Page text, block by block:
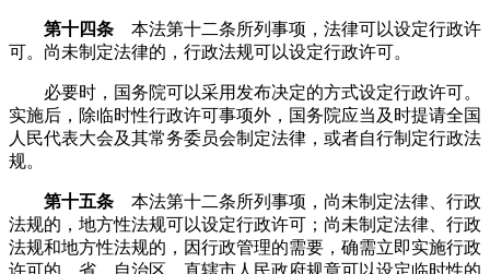
第十四条 本法第十二条所列事项，法律可以设定行政许
可。尚未制定法律的，行政法规可以设定行政许可。
必要时，国务院可以采用发布决定的方式设定行政许可。
实施后，除临时性行政许可事项外，国务院应当及时提请全国
人民代表大会及其常务委员会制定法律，或者自行制定行政法
规。
第十五条 本法第十二条所列事项，尚未制定法律、行政
法规的，地方性法规可以设定行政许可；尚未制定法律、行政
法规和地方性法规的，因行政管理的需要，确需立即实施行政
许可的，省、自治区、直辖市人民政府规章可以设定临时性的